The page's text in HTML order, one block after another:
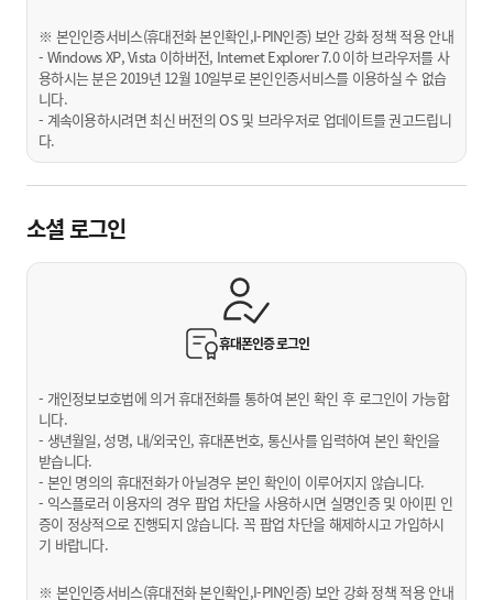
※ 본인인증서비스(휴대전화 본인확인,I-PIN인증) 보안 강화 정책 적용 안내
- Windows XP, Vista 이하버전, Internet Explorer 7.0 이하 브라우저를 사
용하시는 분은 2019년 12월 10일부로 본인인증서비스를 이용하실 수 없습
니다.
- 계속이용하시려면 최신 버전의 OS 및 브라우저로 업데이트를 권고드립니
다.
소셜 로그인
휴대폰인증로그인
- 개인정보보호법에 의거 휴대전화를 통하여 본인 확인 후 로그인이 가능합
니다.
- 생년월일, 성명, 내/외국인, 휴대폰번호, 통신사를 입력하여 본인 확인을
받습니다.
- 본인 명의의 휴대전화가 아닐경우 본인 확인이 이루어지지 않습니다.
- 익스플로러 이용자의 경우 팝업 차단을 사용하시면 실명인증 및 아이핀 인
증이 정상적으로 진행되지 않습니다. 꼭 팝업 차단을 해제하시고 가입하시
기 바랍니다.
※ 본인인증서비스(휴대전화 본인확인,I-PIN인증) 보안 강화 정책 적용 안내